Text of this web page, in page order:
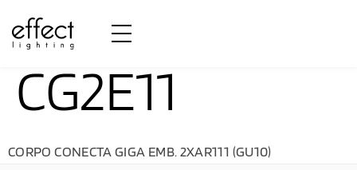
CG2E11
CORPO CONECTA GIGA EMB. 2XAR111 (GU10)